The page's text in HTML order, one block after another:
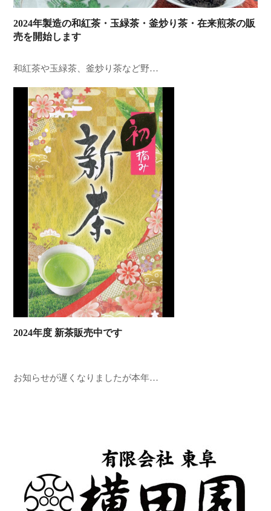
2024年製造の和紅茶・玉緑茶・釜炒り茶・在来煎茶の販
売を開始します
和紅茶や玉緑茶、釜炒り茶など野…
2024年度 新茶販売中です
お知らせが遅くなりましたが本年…